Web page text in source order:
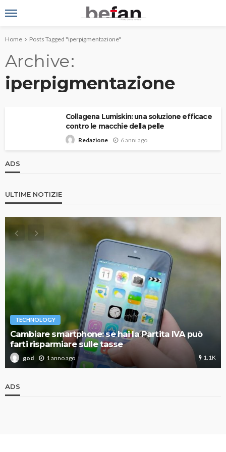
Home Posts Tagged "iperpigmentazione"
Archive
iperpigmentazione
Collagena Lumiskin: una soluzione efficace
contro le macchie della pelle
Redazione 6 anni ago
ADS
ULTIME NOTIZIE
TECHNOLOGY
Cambiare smartphone: se hai la Partita IVA può
farti risparmiare sulle tasse
god 1 anno ago 1.1K
ADS